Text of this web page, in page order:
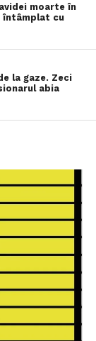
moarte în
întâmplat cu
la gaze. Zeci
abia